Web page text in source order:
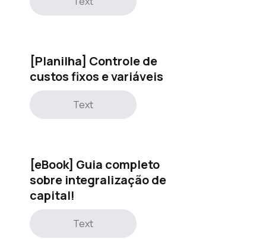
[Planilha] Controle de
custos fixos e variáveis
Text
[eBook] Guia completo
sobre integralização de
capital!
Text